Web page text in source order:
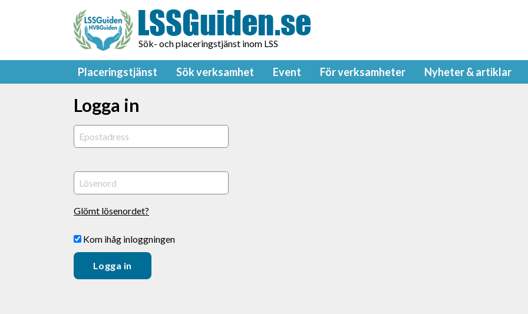
Sök- och placeringstjänst inom LSS
Placeringstjänst Sök verksamhet Event För verksamheter Nyheter & artiklar
Logga in
Glömt lösenordet?
Kom ihåg inloggningen